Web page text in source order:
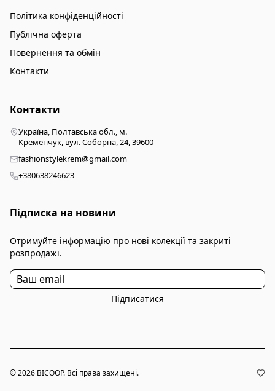
Політика конфіденційності
Публічна оферта
Повернення та обмін
Контакти
Контакти
Україна, Полтавська обл., м.
Кременчук, вул. Соборна, 24, 39600
fashionstylekrem@gmail.com
+380638246623
Підписка на новини
Отримуйте інформацію про нові колекції та закриті
розпродажі.
Підписатися
© 2026 BICOOP. Всі права захищені.